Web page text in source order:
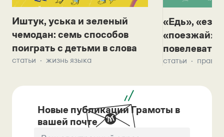
Иштук, уська и зеленый
чемодан: семь способов
поиграть с детьми в слова
статьи жизнь языка
«Едь»,
«поезжай»?
повелевать
статьи
Новые публикации Грамоты в
вашей почте